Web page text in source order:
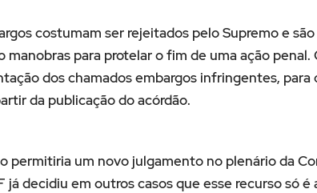
costumam ser rejeitados pelo Supremo e
manobras para protelar o fim de uma ação penal.
dos chamados embargos infringentes, para
da publicação do acórdão.
permitiria um novo julgamento no plenário da
já decidiu em outros casos que esse recurso só